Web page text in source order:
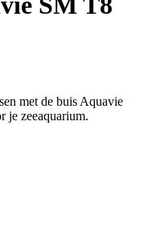
met de buis Aquavie
je zeeaquarium.